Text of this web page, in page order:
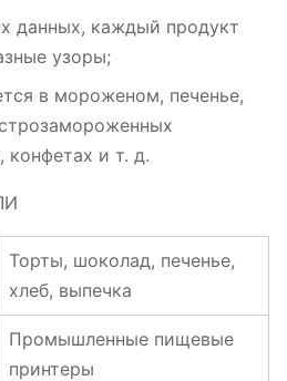
данных, каждый продукт
узоры;
в мороженом, печенье,
конфетах и ​​т. д.
Торты, шоколад, печенье,
хлеб, выпечка
Промышленные пищевые
принтеры